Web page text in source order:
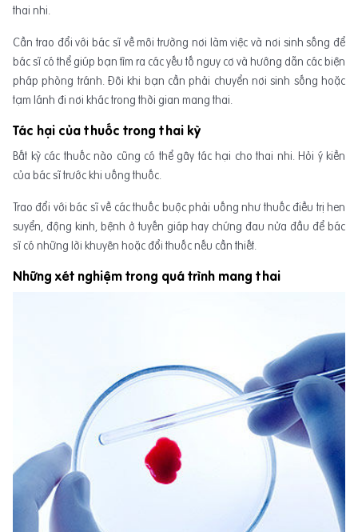
thai nhi.
Cần trao đổi với bác sĩ về môi trường nơi làm việc và nơi sinh sống để
bác sĩ có thể giúp bạn tìm ra các yếu tố nguy cơ và hướng dẫn các biện
pháp phòng tránh. Đôi khi bạn cần phải chuyển nơi sinh sống hoặc
tạm lánh đi nơi khác trong thời gian mang thai.
Tác hại của thuốc trong thai kỳ
Bất kỳ các thuốc nào cũng có thể gây tác hại cho thai nhi. Hỏi ý kiền
của bác sĩ trước khi uống thuốc.
Trao đổi với bác sĩ về các thuốc buộc phải uống như thuốc điều trị hen
suyển, động kinh, bệnh ở tuyến giáp hay chứng đau nửa đầu để bác
sĩ có những lời khuyên hoặc đổi thuốc nếu cần thiết.
Những xét nghiệm trong quá trình mang thai